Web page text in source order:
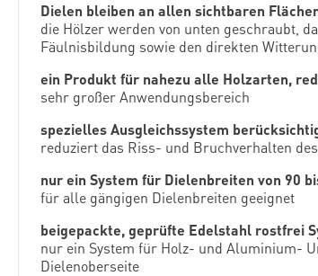
Dielen bleiben an allen sichtbaren
die Hölzer werden von unten geschraubt,
Fäulnisbildung sowie den direkten
ein Produkt für nahezu alle Holzarten,
sehr großer Anwendungsbereich
spezielles Ausgleichssystem
reduziert das Riss- und Bruchverhalten
nur ein System für Dielenbreiten von 90
für alle gängigen Dielenbreiten geeignet
beigepackte, geprüfte Edelstahl rostfrei
nur ein System für Holz- und Aluminium-
Dielenoberseite